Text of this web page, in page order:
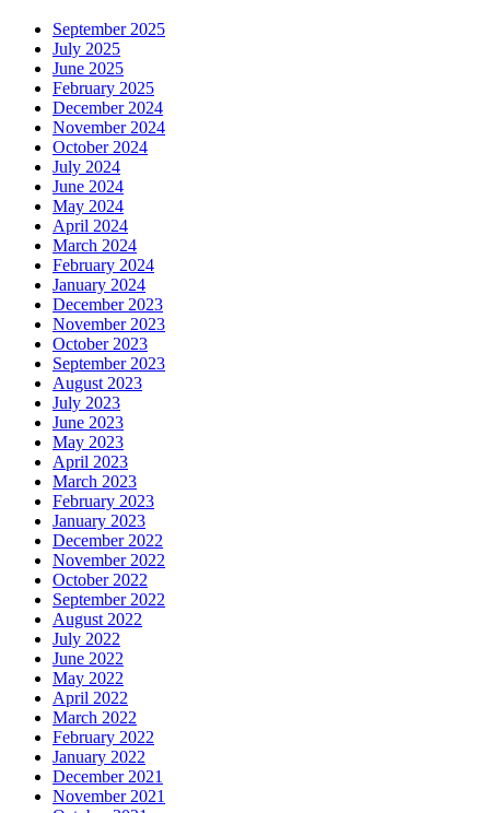
September 2025
July 2025
June 2025
February 2025
December 2024
November 2024
October 2024
July 2024
June 2024
May 2024
April 2024
March 2024
February 2024
January 2024
December 2023
November 2023
October 2023
September 2023
August 2023
July 2023
June 2023
May 2023
April 2023
March 2023
February 2023
January 2023
December 2022
November 2022
October 2022
September 2022
August 2022
July 2022
June 2022
May 2022
April 2022
March 2022
February 2022
January 2022
December 2021
November 2021